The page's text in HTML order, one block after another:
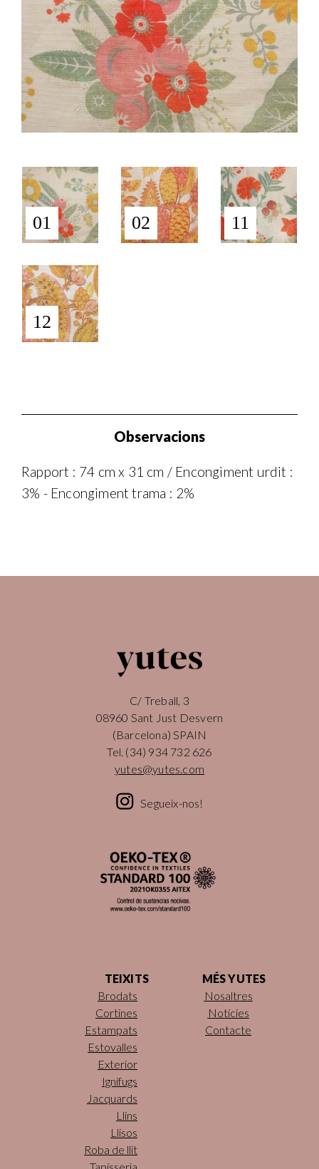
01 02 11
12
Observacions
Rapport : 74 cm x 31 cm / Encongiment urdit :
3% - Encongiment trama : 2%
C/ Treball, 3
08960 Sant Just Desvern
(Barcelona) SPAIN
Tel. (34) 934 732 626
yutes@yutes.com
Segueix-nos!
TEIXITS
Brodats
Cortines
Estampats
Estovalles
Exterior
Ignífugs
Jacquards
Llins
Llisos
Roba de llit
MÉS YUTES
Nosaltres
Notícies
Contacte